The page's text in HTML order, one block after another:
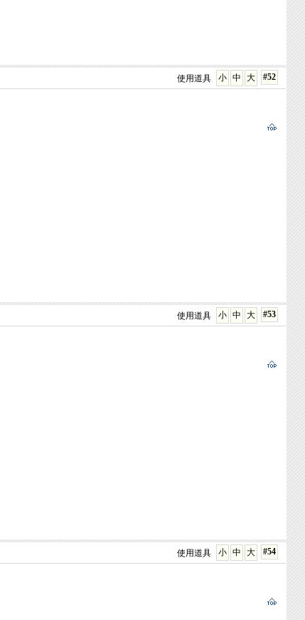
#52
大
中
小
使用道具
#53
大
中
小
使用道具
#54
大
中
小
使用道具